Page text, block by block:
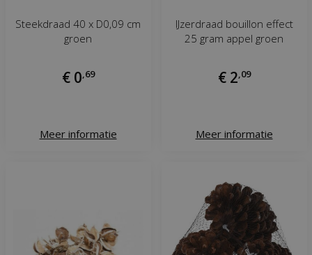
Steekdraad 40 x D0,09 cm
groen
€ 0 69
Meer informatie
IJzerdraad bouillon effect
25 gram appel groen
€ 2 09
Meer informatie